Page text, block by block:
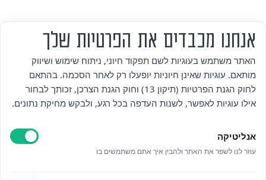
אזור אישי
מדיניות פרטיות
הצהרת נגישות
אנחנו מכבדים את הפרטיות שלך
האתר משתמש בעוגיות לשם תפקוד חיוני, ניתוח שימוש ושיווק
מותאם. עוגיות שאינן חיוניות יופעלו רק לאחר הסכמה. בהתאם
לחוק הגנת הפרטיות (תיקון 13) וחוק הגנת הצרכן, זכותך לבחור
אילו עוגיות לאפשר, לשנות העדפה בכל רגע, ולבקש מחיקת נתונים.
אנליטיקה
עוזר לנו לשפר את האתר ולהבין איך אתם משתמשים בו